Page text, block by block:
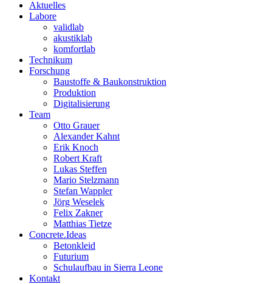
Aktuelles
Labore
validlab
akustiklab
komfortlab
Technikum
Forschung
Baustoffe & Baukonstruktion
Produktion
Digitalisierung
Team
Otto Grauer
Alexander Kahnt
Erik Knoch
Robert Kraft
Lukas Steffen
Mario Stelzmann
Stefan Wappler
Jörg Weselek
Felix Zakner
Matthias Tietze
Concrete.Ideas
Betonkleid
Futurium
Schulaufbau in Sierra Leone
Kontakt